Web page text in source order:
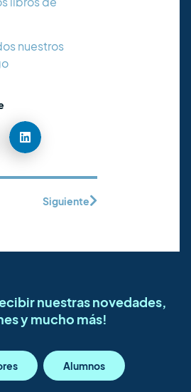
nuestros
Siguiente
nuestras novedades,
y mucho más!
Alumnos